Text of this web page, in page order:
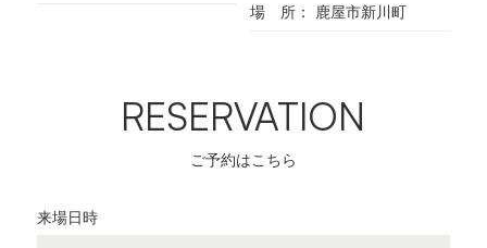
場 所
鹿屋市新川町
RESERVATION
ご予約はこちら
来場日時